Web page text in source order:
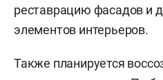
реставрацию фасадов и
элементов интерьеров.
Также планируется